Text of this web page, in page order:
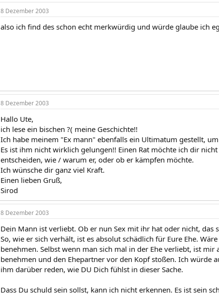
8 Dezember 2003
also ich find des schon echt merkwürdig und würde glaube ich
8 Dezember 2003
Hallo Ute,
ich lese ein bischen ?( meine Geschichte!!
Ich habe meinem "Ex mann" ebenfalls ein Ultimatum gestellt,
Es ist ihm nicht wirklich gelungen!! Einen Rat möchte ich dir
entscheiden, wie / warum er, oder ob er kämpfen möchte.
Ich wünsche dir ganz viel Kraft.
Einen lieben Gruß,
Sirod
8 Dezember 2003
Dein Mann ist verliebt. Ob er nun Sex mit ihr hat oder nicht, das
So, wie er sich verhält, ist es absolut schädlich für Eure Ehe.
benehmen. Selbst wenn man sich mal in der Ehe verliebt, ist
benehmen und den Ehepartner vor den Kopf stoßen. Ich würde
ihm darüber reden, wie DU Dich fühlst in dieser Sache.
Dass Du schuld sein sollst, kann ich nicht erkennen. Es ist sein